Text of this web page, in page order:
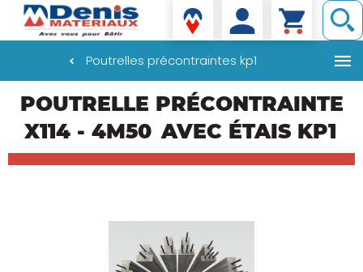
principal
Denis matériaux
Poutrelles précontraintes kp1
POUTRELLE PRÉCONTRAINTE
X114 - 4M50 AVEC ÉTAIS KP1